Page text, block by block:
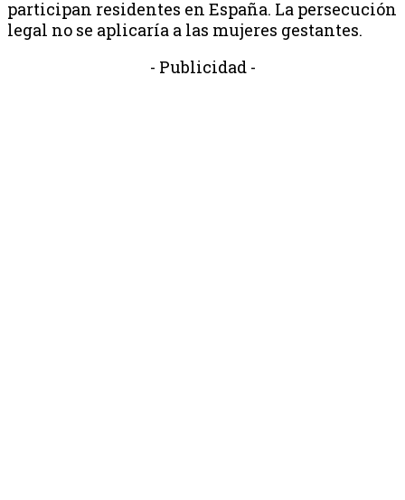
participan residentes en España. La persecución
legal no se aplicaría a las mujeres gestantes.
- Publicidad -